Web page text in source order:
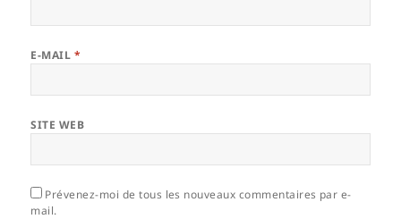
E-MAIL *
SITE WEB
Prévenez-moi de tous les nouveaux commentaires par e-
mail.